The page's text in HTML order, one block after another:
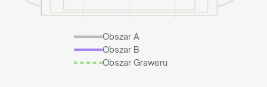
Obszar A
Obszar B
Obszar Graweru